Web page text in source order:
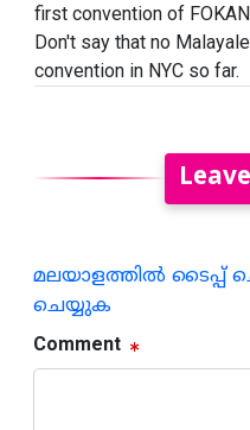
first convention of
Don't say that no
convention in NYC so far.
മലയാളത്തില്‍ ടൈപ്പ്
ചെയ്യുക
Comment